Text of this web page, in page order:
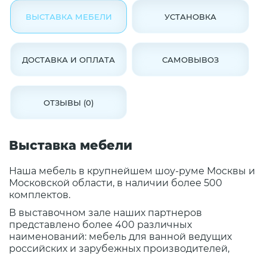
ВЫСТАВКА МЕБЕЛИ УСТАНОВКА
ДОСТАВКА И ОПЛАТА САМОВЫВОЗ
ОТЗЫВЫ (0)
Выставка мебели
Наша мебель в крупнейшем шоу-руме Москвы и
Московской области, в наличии более 500
комплектов.
В выставочном зале наших партнеров
представлено более 400 различных
наименований: мебель для ванной ведущих
российских и зарубежных производителей,